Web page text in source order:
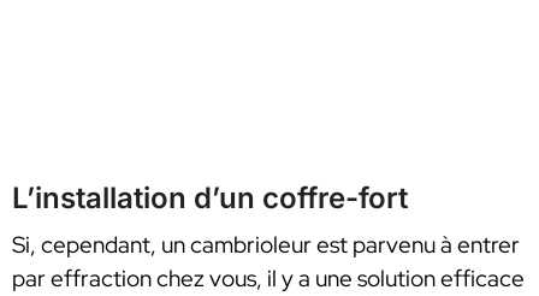
L’installation d’un coffre-fort
Si, cependant, un cambrioleur est parvenu à entrer
par effraction chez vous, il y a une solution efficace